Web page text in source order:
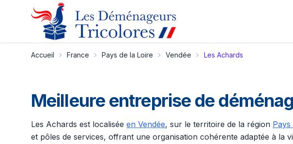
Accueil France Pays de la Loire Vendée Les Achards
Meilleure entreprise de
Les Achards est localisée en Vendée, sur le territoire de la région Pays
et pôles de services, offrant une organisation cohérente adaptée à la